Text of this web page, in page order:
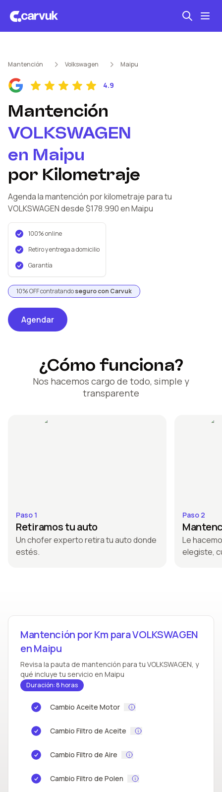
Mantención kilometraje
Revisión técnica
Mantención Volkswagen Maipu
4.9
Mantención
VOLKSWAGEN
en Maipu
por Kilometraje
Agenda la mantención por kilometraje para tu
VOLKSWAGENdesde $178.990en Maipu
100% online
Retiro y entrega a domicilio
Garantía
10% OFF contratandoseguro con Carvuk
Agendar
¿Cómo funciona?
Nos hacemos cargo de todo, simple y
transparente
Paso 1
Retiramos tu auto
Un chofer experto retira tu auto donde
estés.
Paso 2
Le
elegiste,
Mantención por Km para VOLKSWAGEN
en Maipu
Revisa la pauta de mantención para tu VOLKSWAGEN, y
qué incluye tu servicio en Maipu
Duración: 8 horas
Cambio Aceite Motor
Cambio Filtro de Aceite
Cambio Filtro de Aire
Cambio Filtro de Polen